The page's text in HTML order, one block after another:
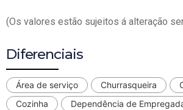
(Os valores estão sujeitos á alteração
Diferenciais
Área de serviço Churrasqueira
Cozinha
Dependência de